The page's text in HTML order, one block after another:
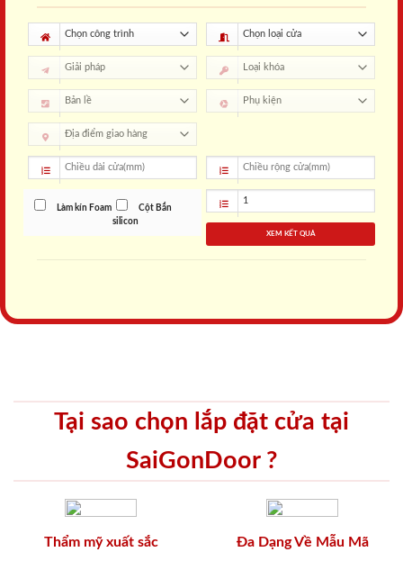
Làm kín Foam
Cột Bắn
silicon
XEM KẾT QUẢ
Tại sao chọn lắp đặt cửa tại
SaiGonDoor ?
Thẩm mỹ xuất sắc Đa Dạng Về Mẫu Mã